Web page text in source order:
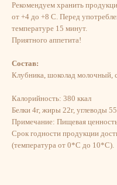
Рекомендуем хранить
от +4 до +8 С. Перед
температуре 15 минут.
​Приятного аппетита!
Состав:
Клубника, шоколад молочный,
Калорийность: 380 ккал
Белки 4г, жиры 22г, углеводы
Примечание: Пищевая
Срок годности продукции
(температура от 0*С до 10*С).